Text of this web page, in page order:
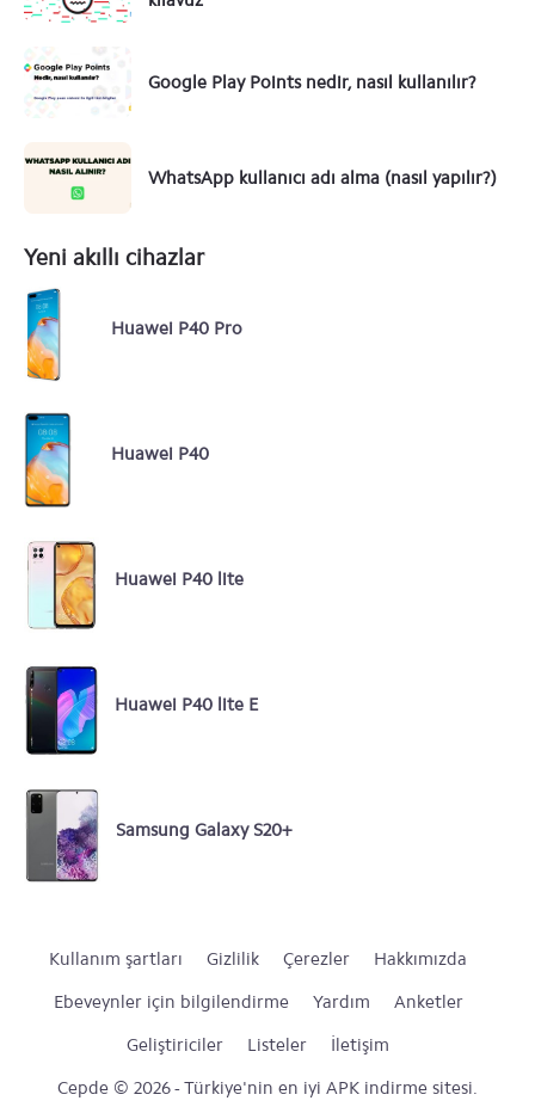
Google Play Points nedir, nasıl kullanılır?
WhatsApp kullanıcı adı alma (nasıl yapılır?)
Yeni akıllı cihazlar
Huawei P40 Pro
Huawei P40
Huawei P40 lite
Huawei P40 lite E
Samsung Galaxy S20+
Kullanım şartları Gizlilik Çerezler
Hakkımızda
Ebeveynler için bilgilendirme
Yardım
Anketler
Geliştiriciler
Listeler
İletişim
Cepde © 2026 - Türkiye'nin en iyi APK indirme sitesi.